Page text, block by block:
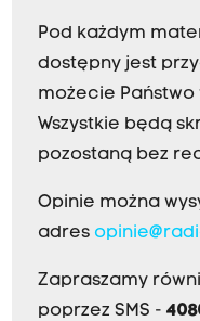
Pod każdym
dostępny jest
możecie Państwo
Wszystkie będą
pozostaną bez
Opinie można
adres
Zapraszamy
poprzez SMS -